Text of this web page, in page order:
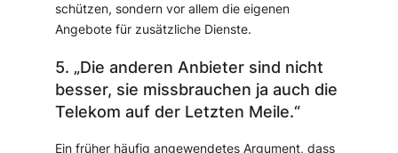
schützen, sondern vor allem die eigenen
Angebote für zusätzliche Dienste.
5. „Die anderen Anbieter sind nicht
besser, sie missbrauchen ja auch die
Telekom auf der Letzten Meile.“
Ein früher häufig angewendetes Argument, dass